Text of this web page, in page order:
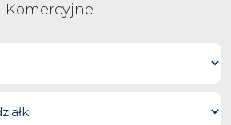
Komercyjne